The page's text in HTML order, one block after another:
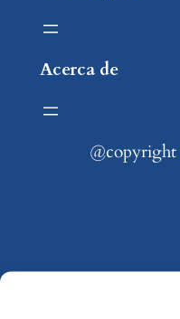
Acerca de
@copyright